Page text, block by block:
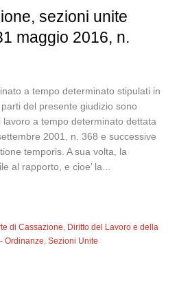
sezioni unite
maggio 2016, n.
a tempo determinato stipulati in
del presente giudizio sono
a tempo determinato dettata
2001, n. 368 e successive
temporis. A sua volta, la
al rapporto, e cioe’ la...
di Cassazione, Diritto del Lavoro e della
Ordinanze,Sezioni Unite